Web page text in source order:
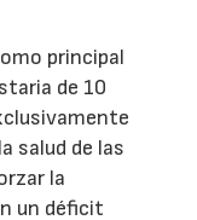
principal
de 10
salud de las
la
un déficit